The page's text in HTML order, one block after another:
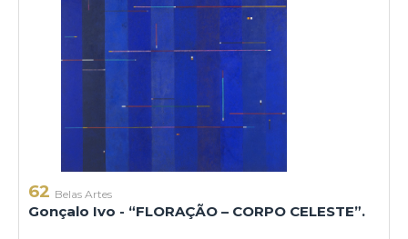
62 Belas Artes
Gonçalo Ivo - “FLORAÇÃO – CORPO CELESTE”.